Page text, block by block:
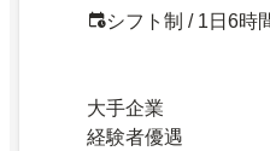
シフト制 / 1日6時
大手企業
経験者優遇